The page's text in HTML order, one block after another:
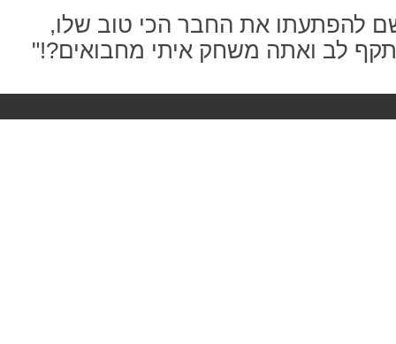
להפתעתו את החבר הכי טוב שלו,
לב ואתה משחק איתי מחבואים?!"